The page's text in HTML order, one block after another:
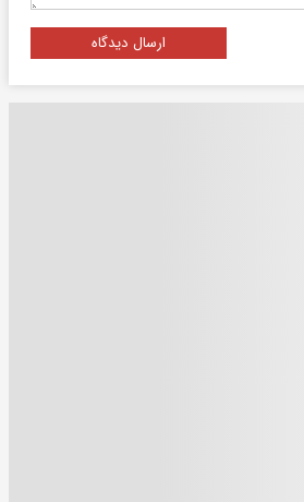
ارسال دیدگاه